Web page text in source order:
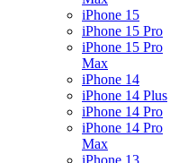
iPhone 15
iPhone 15 Pro
iPhone 15 Pro
Max
iPhone 14
iPhone 14 Plus
iPhone 14 Pro
iPhone 14 Pro
Max
iPhone 13